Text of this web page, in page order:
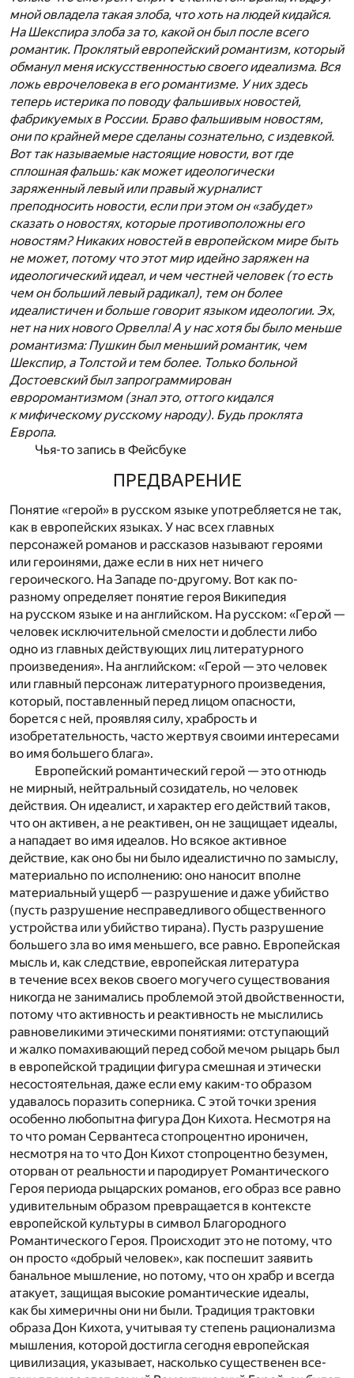
мной овладела такая злоба, что хоть на людей кидайся.
На Шекспира злоба за то, какой он был после всего
романтик. Проклятый европейский романтизм, который
обманул меня искусственностью своего идеализма. Вся
ложь еврочеловека в его романтизме. У них здесь
теперь истерика по поводу фальшивых новостей,
фабрикуемых в России. Браво фальшивым новостям,
они по крайней мере сделаны сознательно, с издевкой.
Вот так называемые настоящие новости, вот где
сплошная фальшь: как может идеологически
заряженный левый или правый журналист
преподносить новости, если при этом он «забудет»
сказать о новостях, которые противоположны его
новостям? Никаких новостей в европейском мире быть
не может, потому что этот мир идейно заряжен на
идеологический идеал, и чем честней человек (то есть
чем он больший левый радикал), тем он более
идеалистичен и больше говорит языком идеологии. Эх,
нет на них нового Орвелла! А у нас хотя бы было меньше
романтизма: Пушкин был меньший романтик, чем
Шекспир, а Толстой и тем более. Только больной
Достоевский был запрограммирован
евроромантизмом (знал это, оттого кидался
к мифическому русскому народу). Будь проклята
Европа.
Чья-то запись в Фейсбуке
ПРЕДВАРЕНИЕ
Понятие «герой» в русском языке употребляется не так,
как в европейских языках. У нас всех главных
персонажей романов и рассказов называют героями
или героинями, даже если в них нет ничего
героического. На Западе по-другому. Вот как по-
разному определяет понятие героя Википедия
на русском языке и на английском. На русском: «Герой —
человек исключительной смелости и доб­лести либо
одно из главных действующих лиц литературного
произведения». На английском: «Герой — это человек
или главный персонаж литературного произведения,
который, поставленный перед лицом опасности,
борется с ней, проявляя силу, храбрость и
изобретательность, часто жертвуя своими интересами
во имя большего блага».
Европейский романтический герой — это отнюдь
не мирный, нейтральный созидатель, но человек
действия. Он идеалист, и характер его действий таков,
что он активен, а не реактивен, он не защищает идеалы,
а нападает во имя идеалов. Но всякое активное
действие, как оно бы ни было идеалистично по замыслу,
материально по исполнению: оно наносит вполне
материальный ущерб — разрушение и даже убийство
(пусть разрушение несправедливого общественного
устройства или убийство тирана). Пусть разрушение
большего зла во имя меньшего, все равно. Европейская
мысль и, как следствие, европейская литература
в течение всех веков своего могучего существования
никогда не занимались проблемой этой двойственности,
потому что активность и реактивность не мыслились
равновеликими этическими понятиями: отступающий
и жалко помахивающий перед собой мечом рыцарь был
в европейской традиции фигура смешная и этически
несостоятельная, даже если ему каким-то образом
удавалось поразить соперника. С этой точки зрения
особенно любопытна фигура Дон Кихота. Несмотря на
то что роман Сервантеса стопроцентно ироничен,
несмотря на то что Дон Кихот стопроцентно безумен,
оторван от реальности и пародирует Романтического
Героя периода рыцарских романов, его образ все равно
удивительным образом превращается в контексте
европейской культуры в символ Благородного
Романтического Героя. Происходит это не потому, что
он просто «добрый человек», как поспешит заявить
банальное мышление, но потому, что он храбр и всегда
атакует, защищая высокие романтические идеа­лы,
как бы химеричны они ни были. Традиция трактовки
образа Дон Кихота, учитывая ту степень рационализма
мышления, которой достигла сегодня европейская
цивилизация, указывает, насколько существенен все-